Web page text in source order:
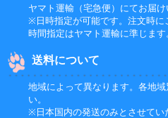
ヤマト運輸（宅急便）にてお届け
※日時指定が可能です。注文時に
時間指定はヤマト運輸に準じます
送料について
地域によって異なります。各地域
い。
※日本国内の発送のみとさせてい